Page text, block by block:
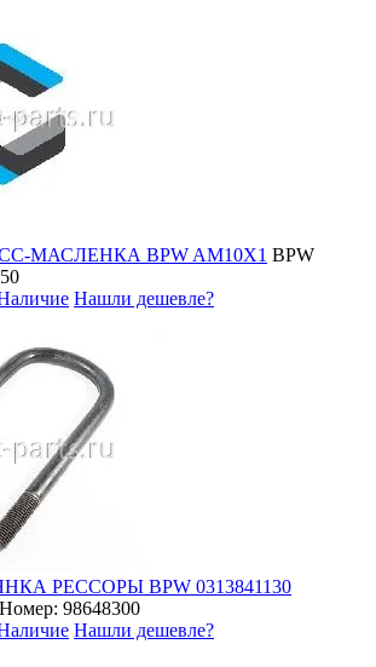
МАСЛЕНКА BPW AM10X1 BPW
Нашли дешевле?
РЕССОРЫ BPW 0313841130
Номер: 98648300
Нашли дешевле?